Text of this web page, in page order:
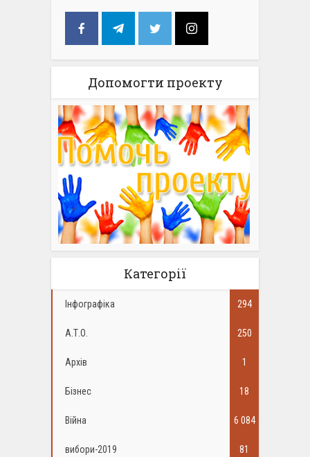
Допомогти проекту
Категорії
Інфографіка 294
А.Т.О. 250
Архів 1
Бізнес 18
Війна 6 084
вибори-2019 81